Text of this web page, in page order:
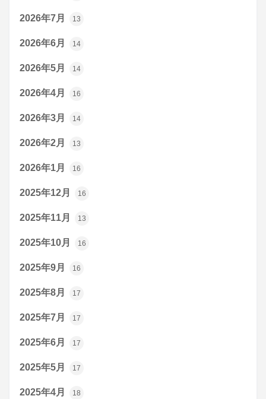
2026年7月 13
2026年6月 14
2026年5月 14
2026年4月 16
2026年3月 14
2026年2月 13
2026年1月 16
2025年12月 16
2025年11月 13
2025年10月 16
2025年9月 16
2025年8月 17
2025年7月 17
2025年6月 17
2025年5月 17
2025年4月 18